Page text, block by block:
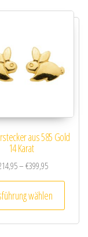
mehrere Varianten
aus 585 Gold
14 Karat
–€399,95Preisspanne:
wählen